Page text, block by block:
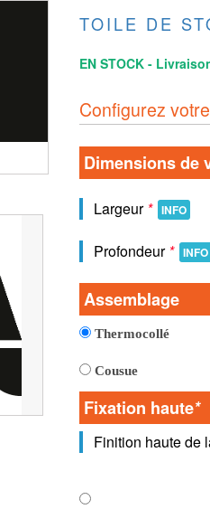
Vue detaillée de la toile
TOILE DE
EN STOCK -
Configurez
Dimensions de
Largeur * INFO
Profondeur * INFO
Assemblage
Thermocollé
Cousue
Fixation haute*
Finition haute de